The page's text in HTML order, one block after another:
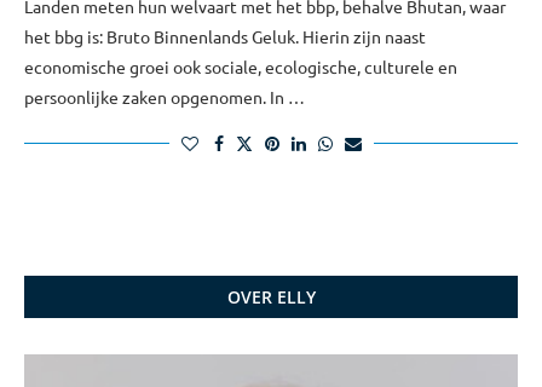
Landen meten hun welvaart met het bbp, behalve Bhutan, waar
het bbg is: Bruto Binnenlands Geluk. Hierin zijn naast
economische groei ook sociale, ecologische, culturele en
persoonlijke zaken opgenomen. In …
OVER ELLY